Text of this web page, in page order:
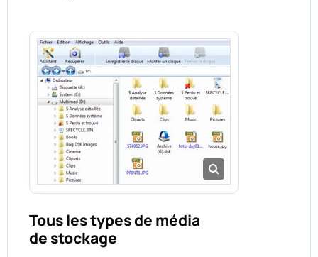
Tous les types de média
de stockage